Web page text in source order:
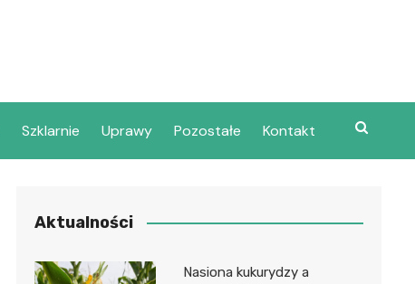
Szklarnie Uprawy Pozostałe Kontakt
Aktualności
Nasiona kukurydzy a